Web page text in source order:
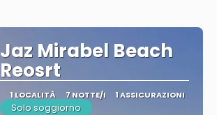
Jaz Mirabel Beach
Reosrt
1 LOCALITÀ 7 NOTTE/I 1 ASSICURAZIONI
Solo soggiorno